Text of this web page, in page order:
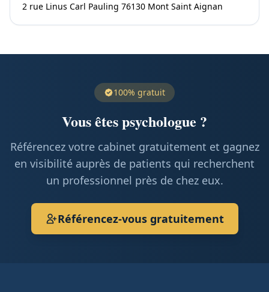
2 rue Linus Carl Pauling 76130 Mont Saint Aignan
100% gratuit
Vous êtes psychologue ?
Référencez votre cabinet gratuitement et gagnez
en visibilité auprès de patients qui recherchent
un professionnel près de chez eux.
Référencez-vous gratuitement